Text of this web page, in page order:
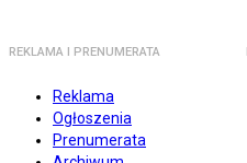
REKLAMA I PRENUMERATA
Reklama
Ogłoszenia
Prenumerata